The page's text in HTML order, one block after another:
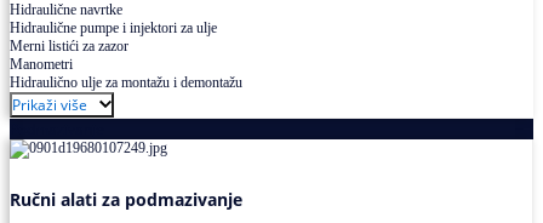
Hidraulične navrtke
Hidraulične pumpe i injektori za ulje
Merni listići za zazor
Manometri
Hidraulično ulje za montažu i demontažu
Prikaži više
Ručni alati za podmazivanje